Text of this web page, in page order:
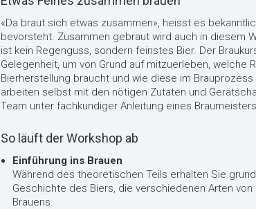
«Da braut sich etwas zusammen», heisst es
bevorsteht. Zusammen gebraut wird auch in diesem
ist kein Regenguss, sondern feinstes Bier. Der
Gelegenheit, um von Grund auf mitzuerleben, welche
Bierherstellung braucht und wie diese im
arbeiten selbst mit den nötigen Zutaten und
Team unter fachkundiger Anleitung eines
So läuft der Workshop ab
Einführung ins Brauen
Während des theoretischen Teils erhalten Sie
Geschichte des Biers, die verschiedenen Arten
Brauens.